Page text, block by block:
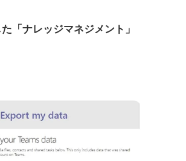
「ナレッジマネジメント」